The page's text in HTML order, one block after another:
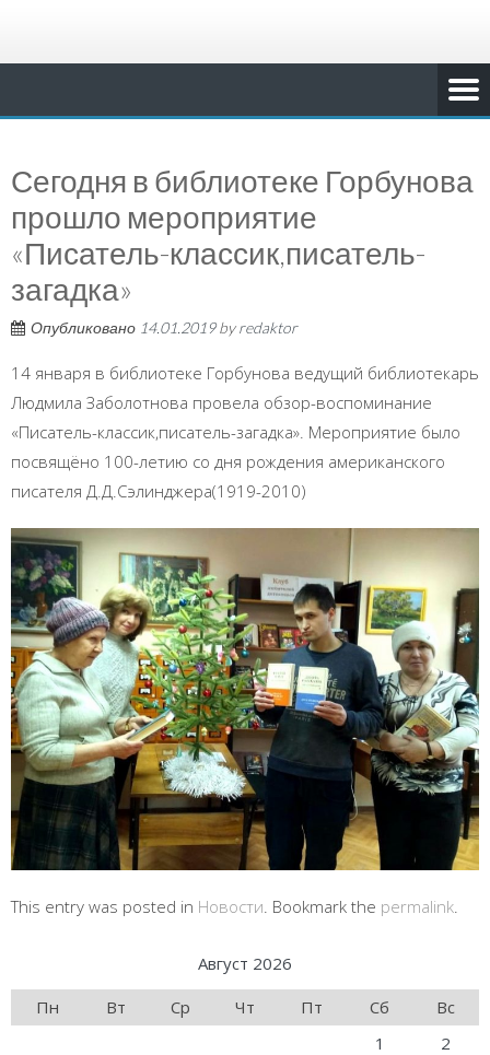
Сегодня в библиотеке Горбунова
прошло мероприятие
«Писатель-классик,писатель-
загадка»
Опубликовано 14.01.2019byredaktor
14 января в библиотеке Горбунова ведущий библиотекарь
Людмила Заболотнова провела обзор-воспоминание
«Писатель-классик,писатель-загадка». Мероприятие было
посвящёно 100-летию со дня рождения американского
писателя Д.Д.Сэлинджера(1919-2010)
This entry was posted in Новости. Bookmark the permalink.
Август 2026
Пн
Вт Ср Чт Пт Сб
Вс
1
2